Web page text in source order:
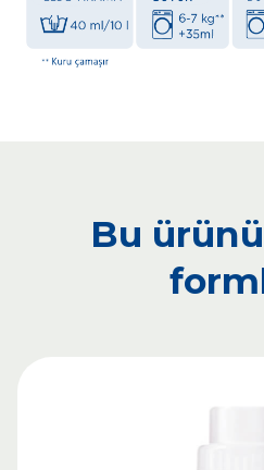
Bu